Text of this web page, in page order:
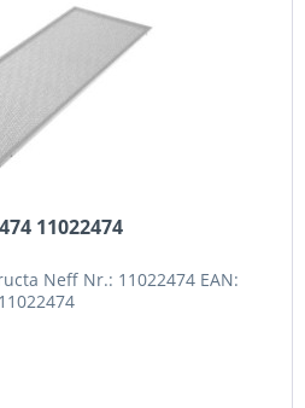
11022474
Neff Nr.: 11022474 EAN: